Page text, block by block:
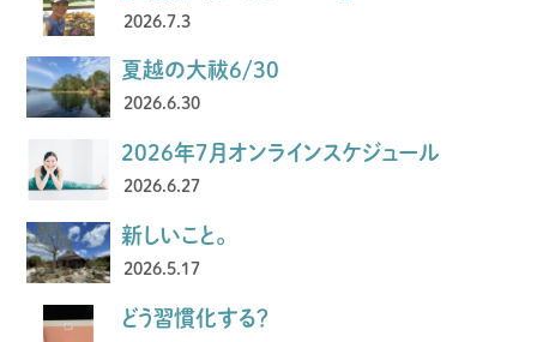
2026.7.3
夏越の大祓6/30
2026.6.30
2026年7月オンラインスケジュール
2026.6.27
新しいこと。
2026.5.17
どう習慣化する？